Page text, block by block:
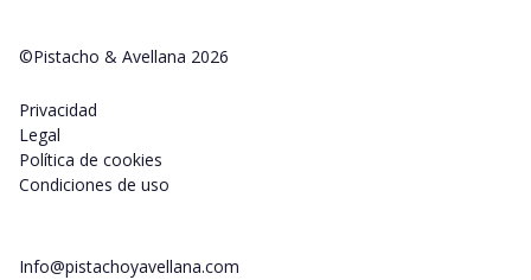
©Pistacho & Avellana 2026
Privacidad
Legal
Política de cookies
Condiciones de uso
Info@pistachoyavellana.com